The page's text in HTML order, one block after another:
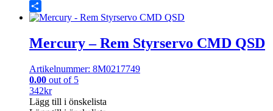
Share
Mercury – Rem Styrservo CMD QSD
Artikelnummer: 8M0217749
0.00 out of 5
342kr
Lägg till i önskelista